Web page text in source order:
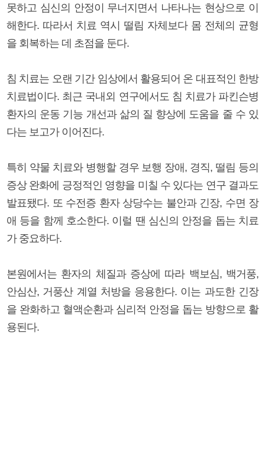
못하고 심신의 안정이 무너지면서 나타나는 현상으로 이
해한다. 따라서 치료 역시 떨림 자체보다 몸 전체의 균형
을 회복하는 데 초점을 둔다.
침 치료는 오랜 기간 임상에서 활용되어 온 대표적인 한방
치료법이다. 최근 국내외 연구에서도 침 치료가 파킨슨병
환자의 운동 기능 개선과 삶의 질 향상에 도움을 줄 수 있
다는 보고가 이어진다.
특히 약물 치료와 병행할 경우 보행 장애, 경직, 떨림 등의
증상 완화에 긍정적인 영향을 미칠 수 있다는 연구 결과도
발표됐다. 또 수전증 환자 상당수는 불안과 긴장, 수면 장
애 등을 함께 호소한다. 이럴 땐 심신의 안정을 돕는 치료
가 중요하다.
본원에서는 환자의 체질과 증상에 따라 백보심, 백거풍,
안심산, 거풍산 계열 처방을 응용한다. 이는 과도한 긴장
을 완화하고 혈액순환과 심리적 안정을 돕는 방향으로 활
용된다.